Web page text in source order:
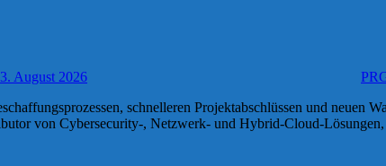
3. August 2026
schnelleren Projektabschlüssen und neuen
von Cybersecurity-, Netzwerk- und Hybrid-Cloud-Lösungen,